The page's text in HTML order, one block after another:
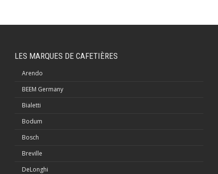
LES MARQUES DE CAFETIÈRES
Arendo
BEEM Germany
Bialetti
Bodum
Bosch
Breville
DeLonghi